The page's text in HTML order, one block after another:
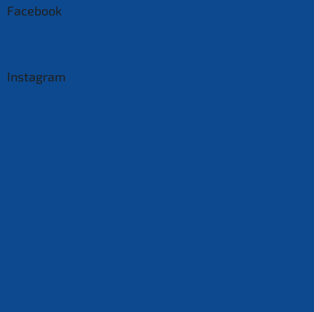
Facebook
Instagram